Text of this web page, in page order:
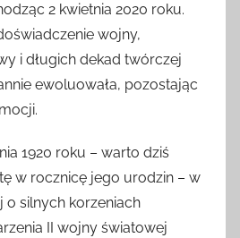
2 kwietnia 2020 roku.
wojny,
i długich dekad twórczej
ewoluowała, pozostając
1920 roku – warto dziś
w rocznicę jego urodzin – w
o silnych korzeniach
II wojny światowej